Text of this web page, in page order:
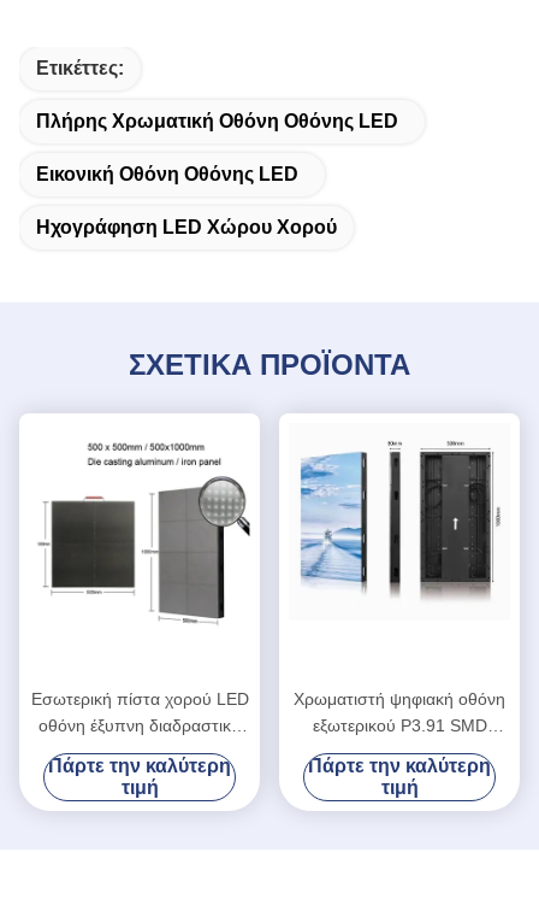
Ετικέττες:
Πλήρης Χρωματική Οθόνη Οθόνης LED
Εικονική Οθόνη Οθόνης LED
Ηχογράφηση LED Χώρου Χορού
ΣΧΕΤΙΚΑ ΠΡΟΪΟΝΤΑ
Εσωτερική πίστα χορού LED
οθόνη έξυπνη διαδραστική
P3.91
Πάρτε την καλύτερη
τιμή
Χρωματιστή ψηφιακή οθόνη
εξωτερικού P3.91 SMD
εσωτερική ντίσκο για πάρτι
Πάρτε την καλύτερη
τιμή